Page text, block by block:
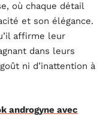
où chaque détail
et son élégance.
affirme leur
dans leurs
ni d’inattention à
androgyne avec